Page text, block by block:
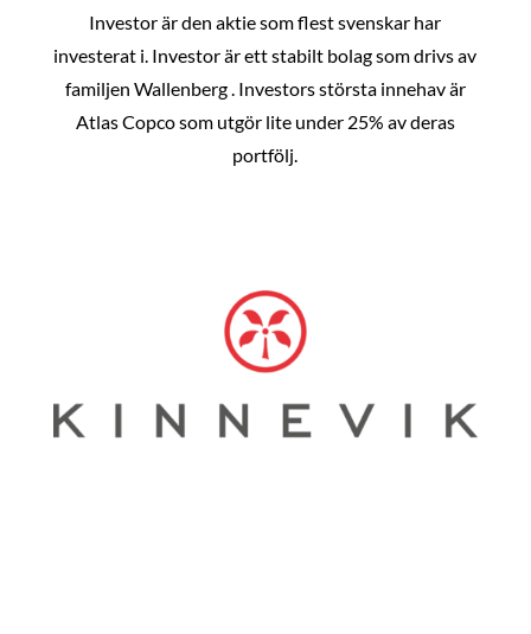
Investor är den aktie som flest svenskar har
investerat i. Investor är ett stabilt bolag som drivs av
familjen Wallenberg . Investors största innehav är
Atlas Copco som utgör lite under 25% av deras
portfölj.